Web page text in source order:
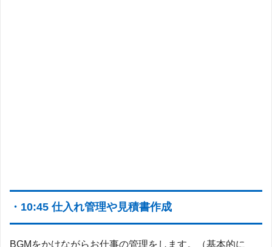
・10:45 仕入れ管理や見積書作成
BGMをかけながらお仕事の管理をします。（基本的に